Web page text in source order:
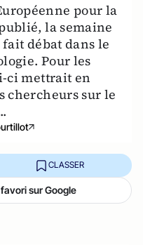
pour la
la semaine
débat dans le
Pour les
ci mettrait en
chercheurs sur le
CLASSER
sur Google